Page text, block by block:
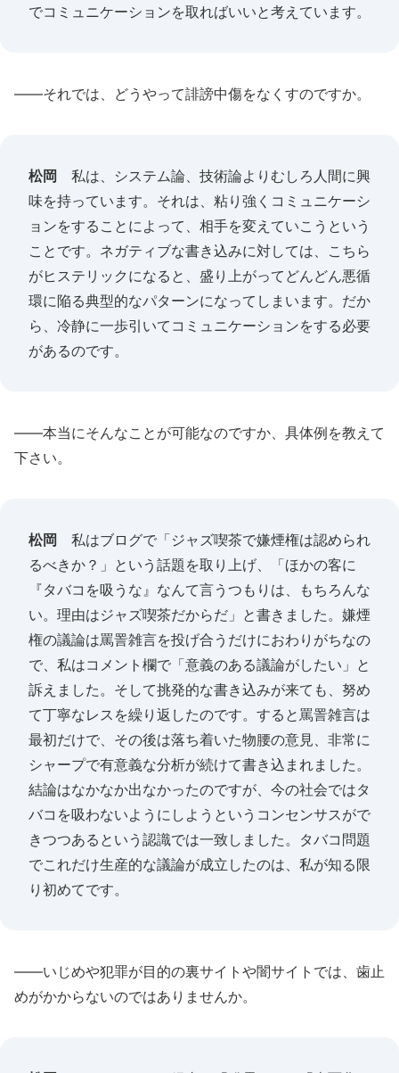
でコミュニケーションを取ればいいと考えています。
――それでは、どうやって誹謗中傷をなくすのですか。
松岡 私は、システム論、技術論よりむしろ人間に興
味を持っています。それは、粘り強くコミュニケーシ
ョンをすることによって、相手を変えていこうという
ことです。ネガティブな書き込みに対しては、こちら
がヒステリックになると、盛り上がってどんどん悪循
環に陥る典型的なパターンになってしまいます。だか
ら、冷静に一歩引いてコミュニケーションをする必要
があるのです。
――本当にそんなことが可能なのですか、具体例を教えて
下さい。
松岡 私はブログで「ジャズ喫茶で嫌煙権は認められ
るべきか？」という話題を取り上げ、「ほかの客に
『タバコを吸うな』なんて言うつもりは、もちろんな
い。理由はジャズ喫茶だからだ」と書きました。嫌煙
権の議論は罵詈雑言を投げ合うだけにおわりがちなの
で、私はコメント欄で「意義のある議論がしたい」と
訴えました。そして挑発的な書き込みが来ても、努め
て丁寧なレスを繰り返したのです。すると罵詈雑言は
最初だけで、その後は落ち着いた物腰の意見、非常に
シャープで有意義な分析が続けて書き込まれました。
結論はなかなか出なかったのですが、今の社会ではタ
バコを吸わないようにしようというコンセンサスがで
きつつあるという認識では一致しました。タバコ問題
でこれだけ生産的な議論が成立したのは、私が知る限
り初めてです。
――いじめや犯罪が目的の裏サイトや闇サイトでは、歯止
めがかからないのではありませんか。